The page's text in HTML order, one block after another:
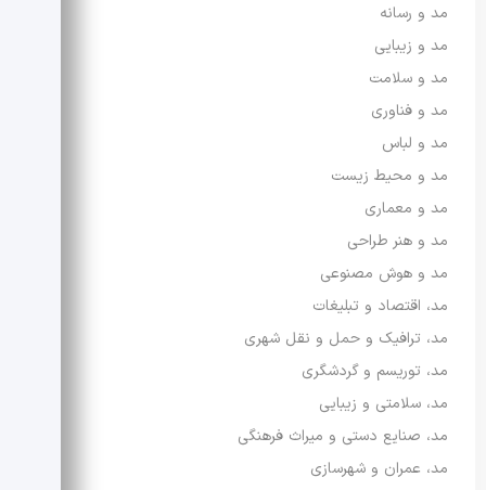
مد و رسانه
مد و زیبایی
مد و سلامت
مد و فناوری
مد و لباس
مد و محیط زیست
مد و معماری
مد و هنر طراحی
مد و هوش مصنوعی
مد، اقتصاد و تبلیغات
مد، ترافیک و حمل و نقل شهری
مد، توریسم و گردشگری
مد، سلامتی و زیبایی
مد، صنایع دستی و میراث فرهنگی
مد، عمران و شهرسازی